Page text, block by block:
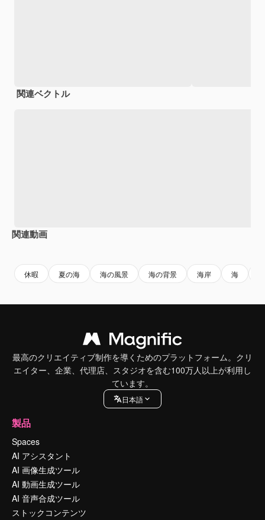
関連ベクトル
関連動画
休暇 夏の海 海の風景 海の背景 海岸 海
最高のクリエイティブ制作を導くためのプラットフォーム。クリ
エイター、企業、代理店、スタジオを含む100万人以上が利用し
ています。
日本語
製品
Spaces
AI アシスタント
AI 画像生成ツール
AI 動画生成ツール
AI 音声合成ツール
ストックコンテンツ